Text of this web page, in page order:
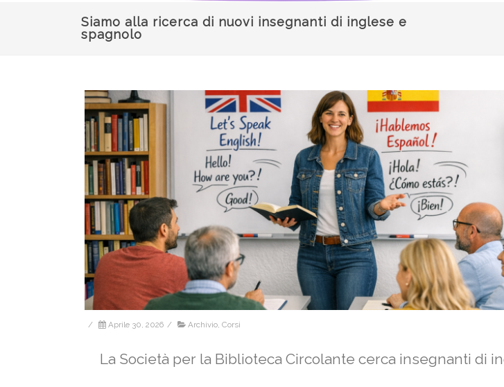
Siamo alla ricerca di nuovi insegnanti di inglese e
spagnolo
/ Aprile 30, 2026 / Archivio, Corsi
La Società per la Biblioteca Circolante cerca insegnanti di